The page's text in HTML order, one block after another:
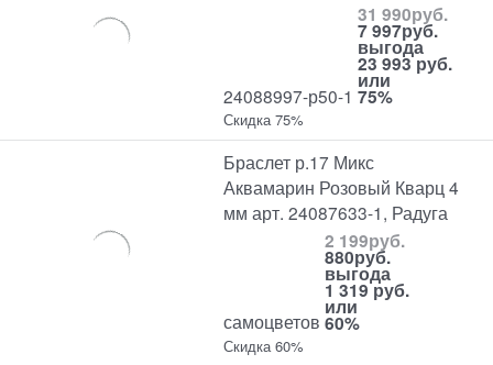
24088997-р50-1
31 990руб.
7 997руб.
выгода
23 993 руб.
или
75%
Скидка 75%
Браслет р.17 Микс
Аквамарин Розовый Кварц 4
мм арт. 24087633-1, Радуга
самоцветов
2 199руб.
880руб.
выгода
1 319 руб.
или
60%
Скидка 60%